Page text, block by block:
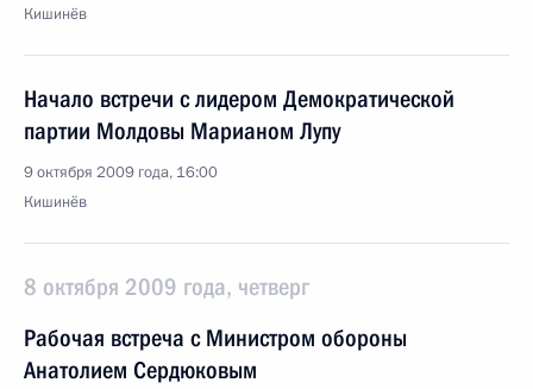
Кишинёв
Начало встречи с лидером Демократической
партии Молдовы Марианом Лупу
9 октября 2009 года, 16:00
Кишинёв
8 октября 2009 года, четверг
Рабочая встреча с Министром обороны
Анатолием Сердюковым